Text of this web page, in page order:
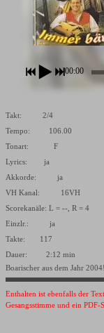
00:00
Takt: 2/4
Tempo: 106.00
Tonart: F
Lyrics: ja
Akkorde: ja
VH Kanal: 16VH
Scorekanäle: L = --, R = 4
Einzlr.: ja
Takte: 117
Dauer: 2:12 min
Boarischer aus dem Jahr 2004!
Enthalten ist ebenfalls der
Gesangsstimme und ein PDF-